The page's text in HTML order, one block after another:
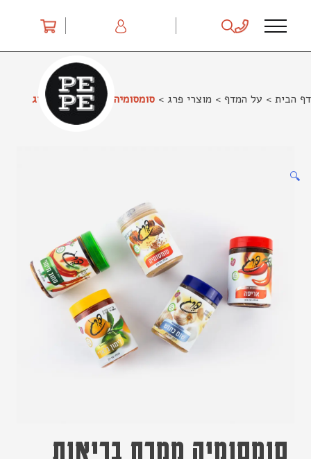
דף הבית > על המדף > מוצרי פרג > סומסומיה ממרח בריאות פרג
🔍
סומסומיה ממרח בריאות